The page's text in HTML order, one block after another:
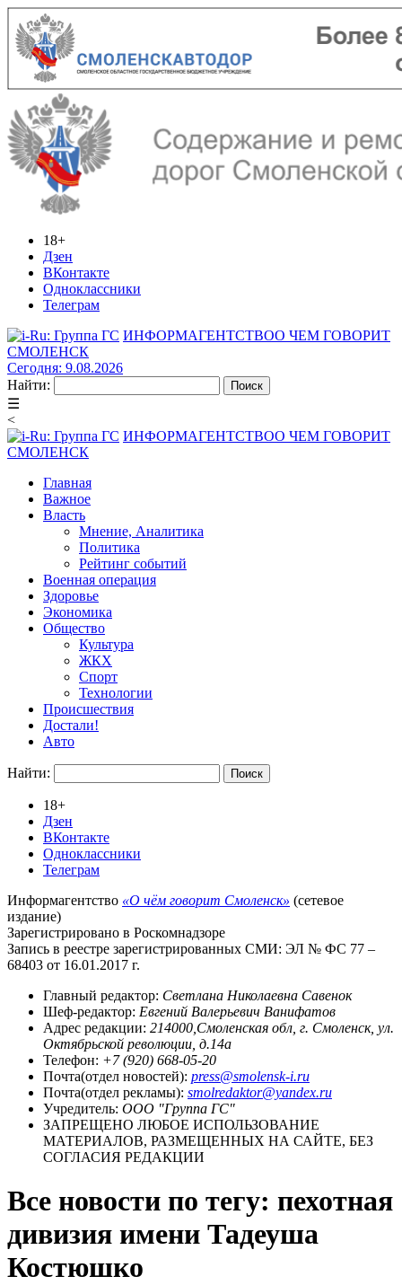
18+
Дзен
ВКонтакте
Одноклассники
Телеграм
ИНФОРМАГЕНТСТВОО ЧЕМ ГОВОРИТ
СМОЛЕНСК
Сегодня: 9.08.2026
Найти:
☰
<
ИНФОРМАГЕНТСТВОО ЧЕМ ГОВОРИТ
СМОЛЕНСК
Главная
Важное
Власть
Мнение, Аналитика
Политика
Рейтинг событий
Военная операция
Здоровье
Экономика
Общество
Культура
ЖКХ
Спорт
Технологии
Происшествия
Достали!
Авто
Найти:
18+
Дзен
ВКонтакте
Одноклассники
Телеграм
Информагентство «О чём говорит Смоленск» (сетевое
издание)
Зарегистрировано в Роскомнадзоре
Запись в реестре зарегистрированных СМИ: ЭЛ № ФС 77 –
68403 от 16.01.2017 г.
Главный редактор: Светлана Николаевна Савенок
Шеф-редактор: Евгений Валерьевич Ванифатов
Адрес редакции: 214000,Смоленская обл, г. Смоленск, ул.
Октябрьской революции, д.14а
Телефон: +7 (920) 668-05-20
Почта(отдел новостей): press@smolensk-i.ru
Почта(отдел рекламы): smolredaktor@yandex.ru
Учредитель: ООО "Группа ГС"
ЗАПРЕЩЕНО ЛЮБОЕ ИСПОЛЬЗОВАНИЕ
МАТЕРИАЛОВ, РАЗМЕЩЕННЫХ НА САЙТЕ, БЕЗ
СОГЛАСИЯ РЕДАКЦИИ
Все новости по тегу: пехотная
дивизия имени Тадеуша
Костюшко